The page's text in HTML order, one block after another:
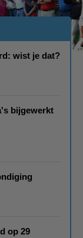
wist je dat?
bijgewerkt
op 29